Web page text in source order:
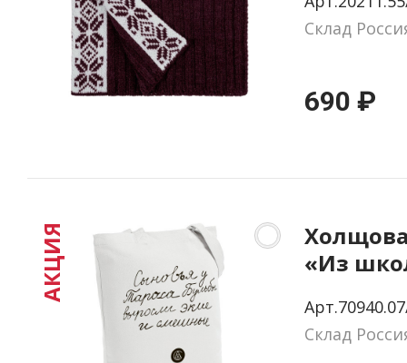
Склад
690 ₽
«Из
Склад
АКЦИЯ